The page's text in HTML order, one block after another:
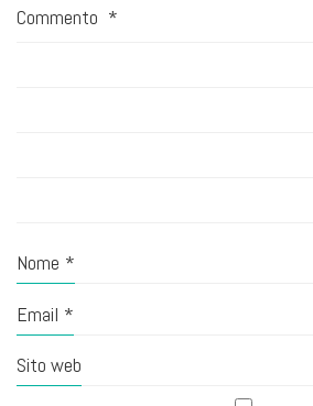
Commento *
Nome *
Email *
Sito web